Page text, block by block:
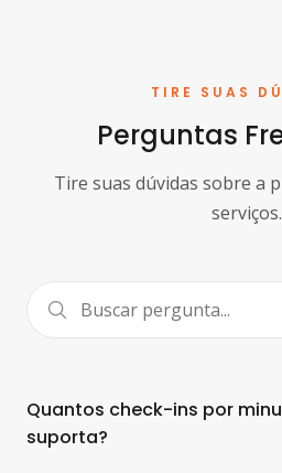
TIRE SUAS
Perguntas
Tire suas dúvidas sobre a
serviços.
Buscar pergunta
Quantos check-ins por
suporta?